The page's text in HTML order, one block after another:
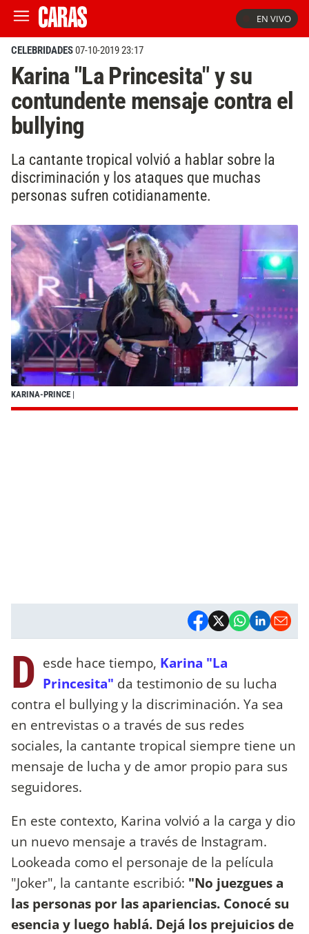
EN VIVO
CELEBRIDADES07-10-2019 23:17
Karina "La Princesita" y su
contundente mensaje contra el
bullying
La cantante tropical volvió a hablar sobre la
discriminación y los ataques que muchas
personas sufren cotidianamente.
KARINA-PRINCE |
D esde hace tiempo, Karina "La
Princesita" da testimonio de su lucha
contra el bullying y la discriminación. Ya sea
en entrevistas o a través de sus redes
sociales, la cantante tropical siempre tiene un
mensaje de lucha y de amor propio para sus
seguidores.
En este contexto, Karina volvió a la carga y dio
un nuevo mensaje a través de Instagram.
Lookeada como el personaje de la película
"Joker", la cantante escribió: "No juezgues a
las personas por las apariencias. Conocé su
esencia y luego hablá. Dejá los prejuicios de